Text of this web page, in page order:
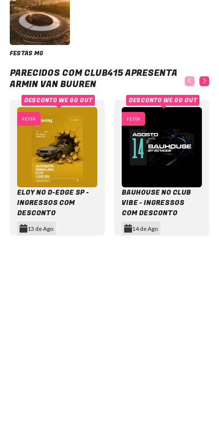
FESTAS MG
PARECIDOS COM CLUB415 APRESENTA
ARMIN VAN BUUREN
FESTA
ELOY NO D-EDGE SP -
INGRESSOS COM
DESCONTO
13 de Ago
DESCONTO WE GO OUT
FESTA
BAUHOUSE NO CLUB
VIBE - INGRESSOS
COM DESCONTO
14 de Ago
DESCONTO WE GO OUT